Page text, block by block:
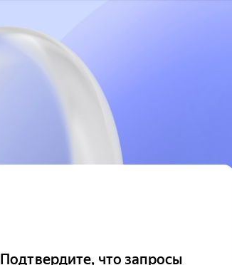
Подтвердите, что запросы